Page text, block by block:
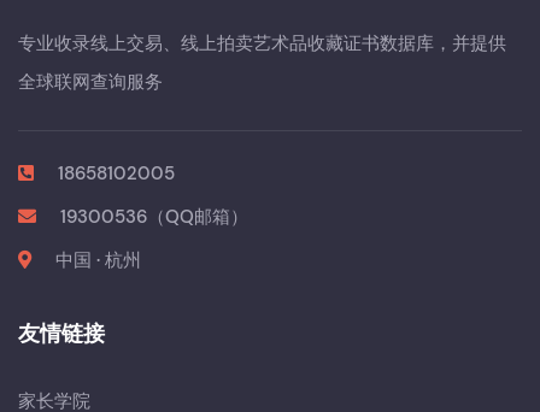
专业收录线上交易、线上拍卖艺术品收藏证书数据库，并提供
全球联网查询服务
18658102005
19300536（QQ邮箱）
中国 · 杭州
友情链接
家长学院